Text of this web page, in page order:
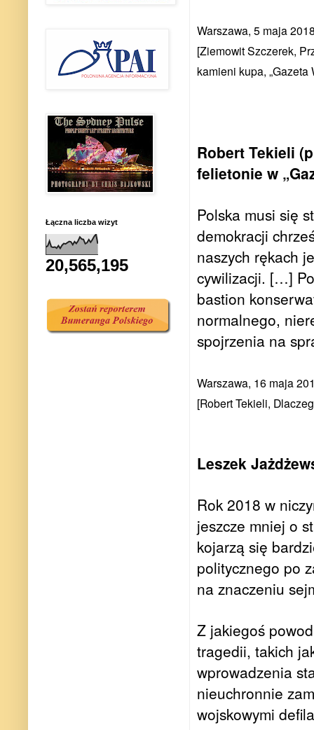
Warszawa, 5 maja
[Ziemowit Szczerek,
kamieni kupa, „Gazeta
Robert Tekieli
felietonie w
Polska musi się
demokracji
naszych rękach
cywilizacji. […]
bastion
normalnego,
spojrzenia na
Warszawa, 16 maja
[Robert Tekieli,
Leszek
Rok 2018 w
jeszcze mniej o
kojarzą się
politycznego po
na znaczeniu
Z jakiegoś
tragedii, takich
wprowadzenia
nieuchronnie
wojskowymi
Łączna liczba wizyt
20,565,195